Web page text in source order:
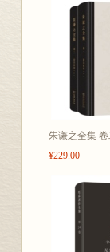
朱谦之全集
¥229.00